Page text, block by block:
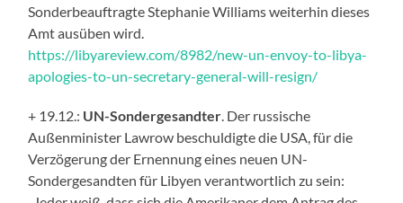
Sonderbeauftragte Stephanie Williams weiterhin dieses
Amt ausüben wird.
https://libyareview.com/8982/new-un-envoy-to-libya-
apologies-to-un-secretary-general-will-resign/
+ 19.12.: UN-Sondergesandter. Der russische
Außenminister Lawrow beschuldigte die USA, für die
Verzögerung der Ernennung eines neuen UN-
Sondergesandten für Libyen verantwortlich zu sein: